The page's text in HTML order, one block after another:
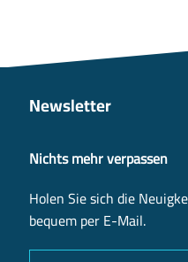
Newsletter
Nichts mehr verpassen
Holen Sie sich die
bequem per E-Mail.